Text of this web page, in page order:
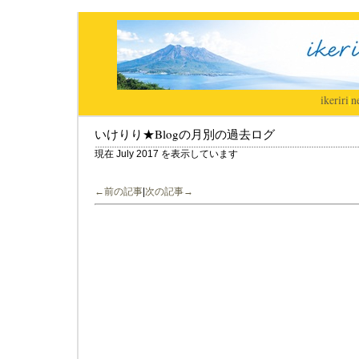
ikeriri|
いけりり★Blogの月別の過去ログ
現在 July 2017 を表示しています
←前の記事 次の記事→